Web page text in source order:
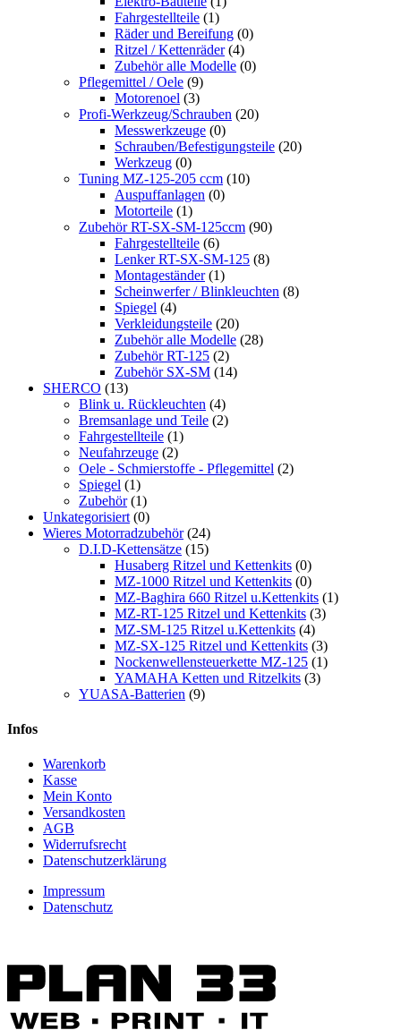
Fahrgestellteile (1)
Räder und Bereifung (0)
Ritzel / Kettenräder (4)
Zubehör alle Modelle (0)
Pflegemittel / Oele (9)
Motorenoel (3)
Profi-Werkzeug/Schrauben (20)
Messwerkzeuge (0)
Schrauben/Befestigungsteile (20)
Werkzeug (0)
Tuning MZ-125-205 ccm (10)
Auspuffanlagen (0)
Motorteile (1)
Zubehör RT-SX-SM-125ccm (90)
Fahrgestellteile (6)
Lenker RT-SX-SM-125 (8)
Montageständer (1)
Scheinwerfer / Blinkleuchten (8)
Spiegel (4)
Verkleidungsteile (20)
Zubehör alle Modelle (28)
Zubehör RT-125 (2)
Zubehör SX-SM (14)
SHERCO (13)
Blink u. Rückleuchten (4)
Bremsanlage und Teile (2)
Fahrgestellteile (1)
Neufahrzeuge (2)
Oele - Schmierstoffe - Pflegemittel (2)
Spiegel (1)
Zubehör (1)
Unkategorisiert (0)
Wieres Motorradzubehör (24)
D.I.D-Kettensätze (15)
Husaberg Ritzel und Kettenkits (0)
MZ-1000 Ritzel und Kettenkits (0)
MZ-Baghira 660 Ritzel u.Kettenkits (1)
MZ-RT-125 Ritzel und Kettenkits (3)
MZ-SM-125 Ritzel u.Kettenkits (4)
MZ-SX-125 Ritzel und Kettenkits (3)
Nockenwellensteuerkette MZ-125 (1)
YAMAHA Ketten und Ritzelkits (3)
YUASA-Batterien (9)
Infos
Warenkorb
Kasse
Mein Konto
Versandkosten
AGB
Widerrufsrecht
Datenschutzerklärung
Impressum
Datenschutz